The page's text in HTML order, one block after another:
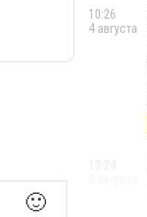
🙂
10:26
4 августа